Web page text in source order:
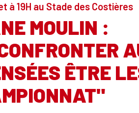
à 19H au Stade des Costières
MOULIN :
ÊTRE